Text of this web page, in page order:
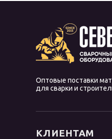
Оптовые поставки
для сварки и
КЛИЕНТАМ